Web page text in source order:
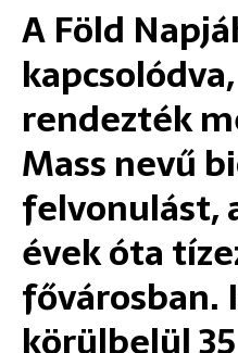
A Föld
rendezték
Mass nevű
felvonulást,
évek óta
fővárosban.